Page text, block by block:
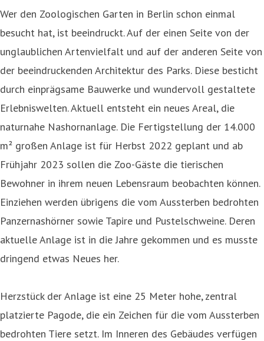
Wer den Zoologischen Garten in Berlin schon einmal
besucht hat, ist beeindruckt. Auf der einen Seite von der
unglaublichen Artenvielfalt und auf der anderen Seite von
der beeindruckenden Architektur des Parks. Diese besticht
durch einprägsame Bauwerke und wundervoll gestaltete
Erlebniswelten. Aktuell entsteht ein neues Areal, die
naturnahe Nashornanlage. Die Fertigstellung der 14.000
m² großen Anlage ist für Herbst 2022 geplant und ab
Frühjahr 2023 sollen die Zoo-Gäste die tierischen
Bewohner in ihrem neuen Lebensraum beobachten können.
Einziehen werden übrigens die vom Aussterben bedrohten
Panzernashörner sowie Tapire und Pustelschweine. Deren
aktuelle Anlage ist in die Jahre gekommen und es musste
dringend etwas Neues her.
Herzstück der Anlage ist eine 25 Meter hohe, zentral
platzierte Pagode, die ein Zeichen für die vom Aussterben
bedrohten Tiere setzt. Im Inneren des Gebäudes verfügen